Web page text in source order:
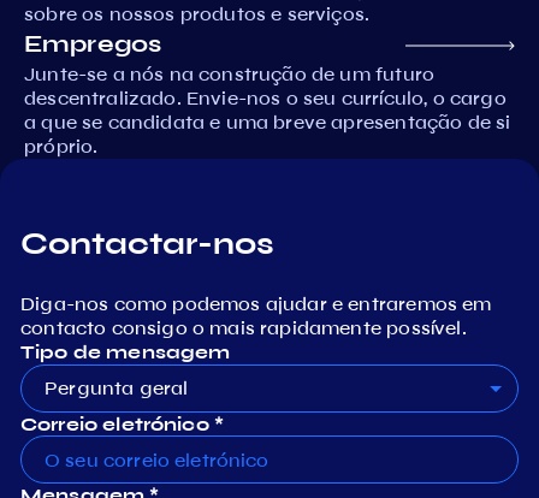
sobre os nossos produtos e serviços.
Empregos
Junte-se a nós na construção de um futuro
descentralizado. Envie-nos o seu currículo, o cargo
a que se candidata e uma breve apresentação de si
próprio.
Contactar-nos
Diga-nos como podemos ajudar e entraremos em
contacto consigo o mais rapidamente possível.
Tipo de mensagem
Pergunta geral
Correio eletrónico *